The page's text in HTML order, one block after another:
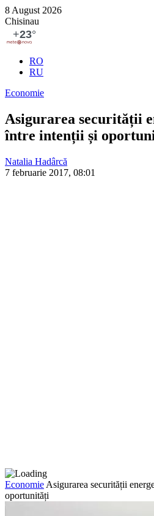
8 August 2026
Chisinau
RO
RU
Economie
Asigurarea securității
între intenții și
Natalia Hadârcă
7 februarie 2017, 08:01
Economie Asigurarea securității
oportunități